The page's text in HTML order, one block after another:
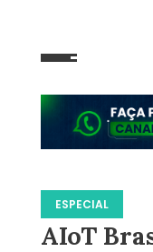
ESPECIAL
AIoT